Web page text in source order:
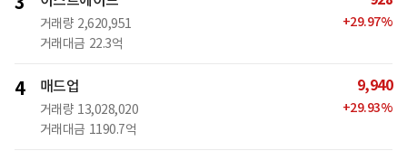
거래량 2,620,951
거래대금 22.3억
+29.97%
4 매드업
거래량 13,028,020
거래대금 1190.7억
9,940
+29.93%